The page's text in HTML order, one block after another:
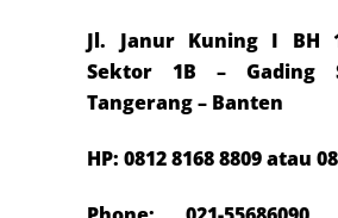
Jl. Janur Kuning I BH
Sektor 1B – Gading
Tangerang – Banten
HP: 0812 8168 8809 atau